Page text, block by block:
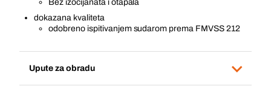
Bez izocijanata i otapala
dokazana kvaliteta
odobreno ispitivanjem sudarom prema FMVSS 212
Upute za obradu